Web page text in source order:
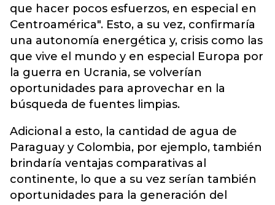
que hacer pocos esfuerzos, en especial en
Centroamérica". Esto, a su vez, confirmaría
una autonomía energética y, crisis como las
que vive el mundo y en especial Europa por
la guerra en Ucrania, se volverían
oportunidades para aprovechar en la
búsqueda de fuentes limpias.
Adicional a esto, la cantidad de agua de
Paraguay y Colombia, por ejemplo, también
brindaría ventajas comparativas al
continente, lo que a su vez serían también
oportunidades para la generación del